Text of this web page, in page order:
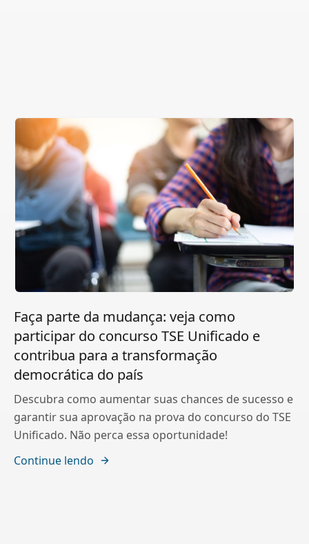
Faça parte da mudança: veja como
participar do concurso TSE Unificado e
contribua para a transformação
democrática do país
Descubra como aumentar suas chances de sucesso e
garantir sua aprovação na prova do concurso do TSE
Unificado. Não perca essa oportunidade!
Continue lendo